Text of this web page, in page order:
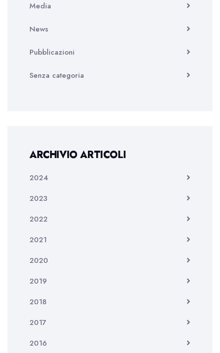
Media
News
Pubblicazioni
Senza categoria
ARCHIVIO ARTICOLI
2024
2023
2022
2021
2020
2019
2018
2017
2016